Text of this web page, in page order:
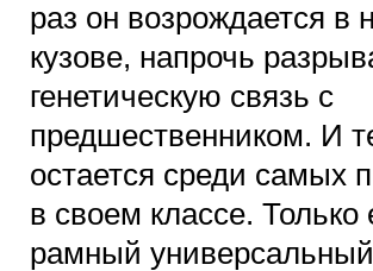
раз он возрождается в
кузове, напрочь
генетическую связь с
предшественником. И
остается среди самых
в своем классе. Только
рамный универсальный